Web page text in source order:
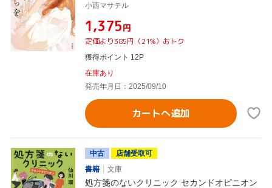
小西マサテル
¥1,375円
定価より385円（21%）おトク
獲得ポイント 12P
在庫あり
発売年月日：2025/09/10
カートへ追加
中古
店舗受取可
書籍
文庫
処方箋のないクリニック セカンドオピニオン